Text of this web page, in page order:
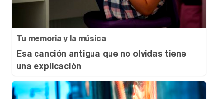
Tu memoria y la música
Esa canción antigua que no olvidas tiene
una explicación